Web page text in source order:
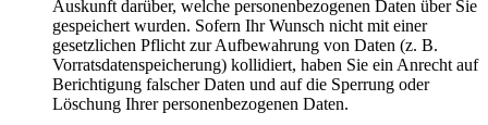
Auskunft darüber, welche personenbezogenen Daten über Sie
gespeichert wurden. Sofern Ihr Wunsch nicht mit einer
gesetzlichen Pflicht zur Aufbewahrung von Daten (z. B.
Vorratsdatenspeicherung) kollidiert, haben Sie ein Anrecht auf
Berichtigung falscher Daten und auf die Sperrung oder
Löschung Ihrer personenbezogenen Daten.